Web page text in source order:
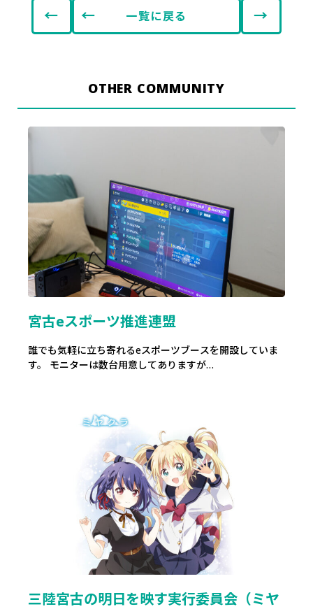
← 一覧に戻る →
OTHER COMMUNITY
宮古eスポーツ推進連盟
誰でも気軽に立ち寄れるeスポーツブースを開設していま
す。 モニターは数台用意してありますが…
三陸宮古の明日を映す実行委員会（ミヤ